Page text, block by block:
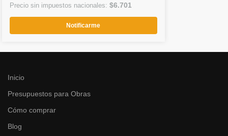
Precio sin impuestos nacionales: $6.701
Notificarme
Inicio
Presupuestos para Obras
Cómo comprar
Blog